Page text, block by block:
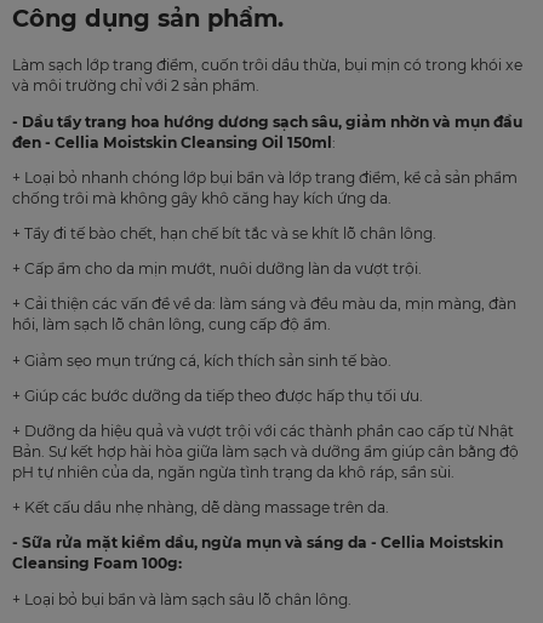
Công dụng sản phẩm.
Làm sạch lớp trang điểm, cuốn trôi dầu thừa, bụi mịn có trong khói xe
và môi trường chỉ với 2 sản phẩm.
- Dầu tẩy trang hoa hướng dương sạch sâu, giảm nhờn và mụn đầu
đen - Cellia Moistskin Cleansing Oil 150ml:
+ Loại bỏ nhanh chóng lớp bụi bẩn và lớp trang điểm, kể cả sản phẩm
chống trôi mà không gây khô căng hay kích ứng da.
+ Tẩy đi tế bào chết, hạn chế bít tắc và se khít lỗ chân lông.
+ Cấp ẩm cho da mịn mướt, nuôi dưỡng làn da vượt trội.
+ Cải thiện các vấn đề về da: làm sáng và đều màu da, mịn màng, đàn
hồi, làm sạch lỗ chân lông, cung cấp độ ẩm.
+ Giảm sẹo mụn trứng cá, kích thích sản sinh tế bào.
+ Giúp các bước dưỡng da tiếp theo được hấp thụ tối ưu.
+ Dưỡng da hiệu quả và vượt trội với các thành phần cao cấp từ Nhật
Bản. Sự kết hợp hài hòa giữa làm sạch và dưỡng ẩm giúp cân bằng độ
pH tự nhiên của da, ngăn ngừa tình trạng da khô ráp, sần sùi.
+ Kết cấu dầu nhẹ nhàng, dễ dàng massage trên da.
- Sữa rửa mặt kiềm dầu, ngừa mụn và sáng da - Cellia Moistskin
Cleansing Foam 100g:
+ Loại bỏ bụi bẩn và làm sạch sâu lỗ chân lông.